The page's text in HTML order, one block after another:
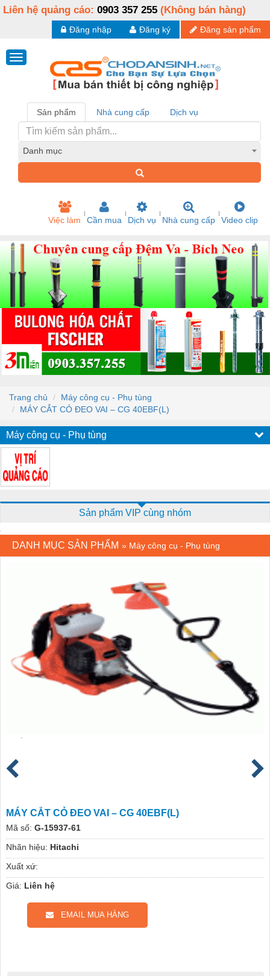
Liên hệ quảng cáo: 0903 357 255 (Không bán hàng)
Đăng sản phẩm
Đăng ký
Đăng nhập
Sản phẩm Nhà cung cấp Dịch vụ
Danh mục
Việc làm Cần mua Dịch vụ Nhà cung cấp Video clip
Trang chủ
Máy công cụ - Phụ tùng
MÁY CẮT CỎ ĐEO VAI – CG 40EBF(L)
Máy công cụ - Phụ tùng
Sản phẩm VIP cùng nhóm
DANH MỤC SẢN PHẨM » Máy công cụ - Phụ tùng
MÁY CẮT CỎ ĐEO VAI – CG 40EBF(L)
Mã số: G-15937-61
Nhãn hiệu: Hitachi
Xuất xứ:
Giá: Liên hệ
EMAIL MUA HÀNG